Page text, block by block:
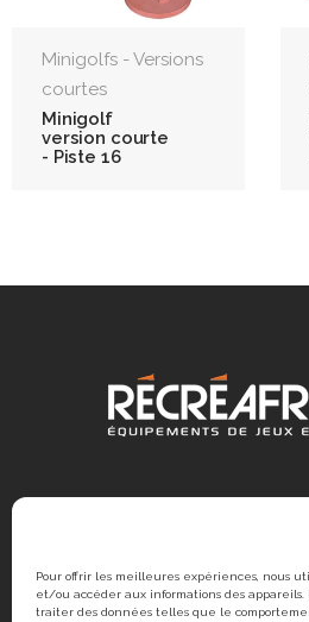
Pour offrir les meilleures expériences, nous
et/ou accéder aux informations des
traiter des données telles que le
Minigolfs - Versions
courtes
Minigolf
version courte
- Piste 16